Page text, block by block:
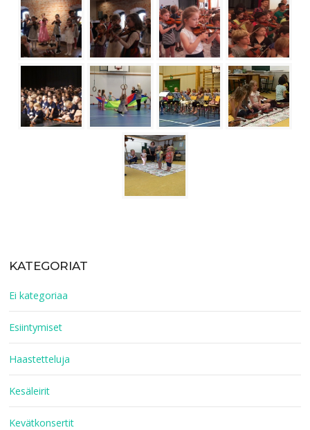
KATEGORIAT
Ei kategoriaa
Esiintymiset
Haastetteluja
Kesäleirit
Kevätkonsertit